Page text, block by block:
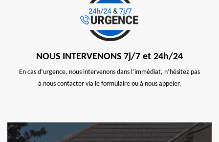
NOUS INTERVENONS 7j/7 et 24h/24
En cas d’urgence, nous intervenons dans l’immédiat, n’hésitez pas
à nous contacter via le formulaire ou à nous appeler.